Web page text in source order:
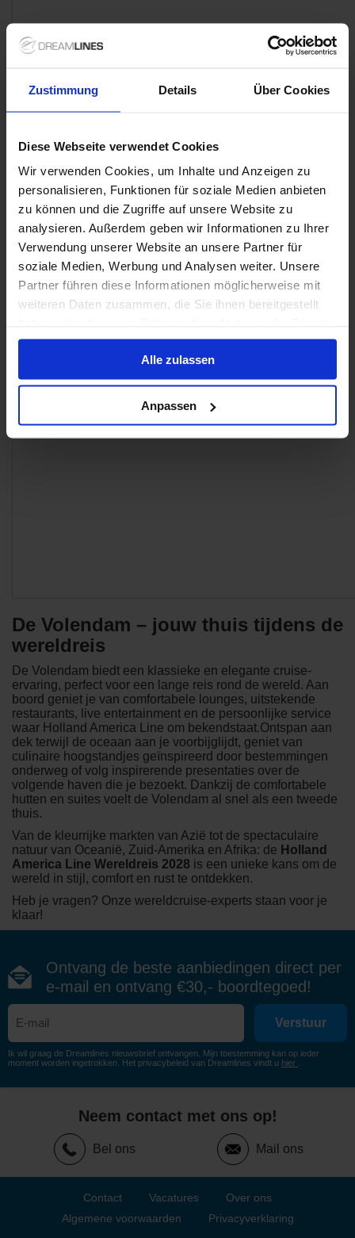
Zustimmung Details Über Cookies
Diese Webseite verwendet Cookies
Wir verwenden Cookies, um Inhalte und Anzeigen zu
personalisieren, Funktionen für soziale Medien anbieten
zu können und die Zugriffe auf unsere Website zu
analysieren. Außerdem geben wir Informationen zu Ihrer
Verwendung unserer Website an unsere Partner für
soziale Medien, Werbung und Analysen weiter. Unsere
Partner führen diese Informationen möglicherweise mit
weiteren Daten zusammen, die Sie ihnen bereitgestellt
gesammelt haben.
Alle zulassen
Anpassen
De Volendam – jouw thuis tijdens de
wereldreis
De Volendam biedt een klassieke en elegante cruise-
ervaring, perfect voor een lange reis rond de wereld. Aan
boord geniet je van comfortabele lounges, uitstekende
restaurants, live entertainment en de persoonlijke service
waar Holland America Line om bekendstaat.Ontspan aan
dek terwijl de oceaan aan je voorbijglijdt, geniet van
culinaire hoogstandjes geïnspireerd door bestemmingen
onderweg of volg inspirerende presentaties over de
volgende haven die je bezoekt. Dankzij de comfortabele
hutten en suites voelt de Volendam al snel als een tweede
thuis.
Van de kleurrijke markten van Azië tot de spectaculaire
natuur van Oceanië, Zuid-Amerika en Afrika: de Holland
America Line Wereldreis 2028 is een unieke kans om de
wereld in stijl, comfort en rust te ontdekken.
Heb je vragen? Onze wereldcruise-experts staan voor je
klaar!
Ontvang de beste aanbiedingen direct per
e-mail en ontvang €30,- boordtegoed!
Verstuur
Ik wil graag de Dreamlines nieuwsbrief ontvangen. Mijn toestemming kan op ieder
moment worden ingetrokken. Het privacybeleid van Dreamlines vindt u hier
Neem contact met ons op!
Bel ons Mail ons
Contact Vacatures
Over ons
Algemene voorwaarden
Privacyverklaring